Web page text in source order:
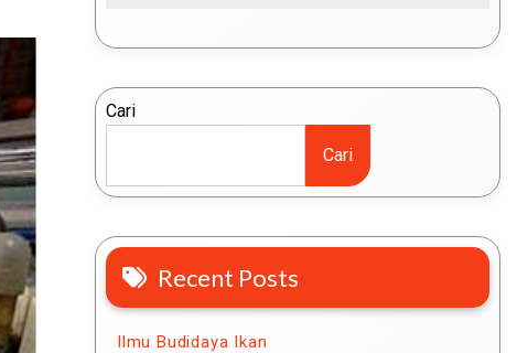
Cari
Cari
Recent Posts
Ilmu Budidaya Ikan